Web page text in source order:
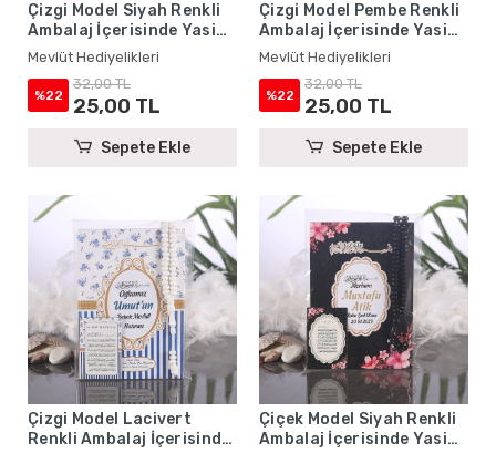
Çizgi Model Siyah Renkli
Ambalaj İçerisinde Yasin
Kitabı, Magnet ve Tesbih -
Mevlüt Hediyelikleri
Mevlüt Hediyelikleri
%22
32,00 TL
25,00 TL
Sepete Ekle
Çizgi Model Pembe Renkli
Ambalaj İçerisinde Yasin
Kitabı, Magnet ve Tesbih -
Mevlüt Hediyelikleri
Mevlüt Hediyelikleri
%22
32,00 TL
25,00 TL
Sepete Ekle
Çizgi Model Lacivert
Renkli Ambalaj İçerisinde
Çiçek Model Siyah Renkli
Ambalaj İçerisinde Yasin